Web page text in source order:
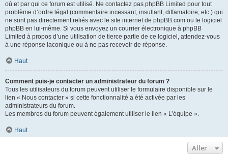
où et par qui ce forum est utilisé. Ne contactez pas phpBB Limited pour tout
problème d’ordre légal (commentaire incessant, insultant, diffamatoire, etc.) qui
ne sont pas directement reliés avec le site internet de phpBB.com ou le logiciel
phpBB en lui-même. Si vous envoyez un courrier électronique à phpBB
Limited à propos d’une utilisation de tierce partie de ce logiciel, attendez-vous
à une réponse laconique ou à ne pas recevoir de réponse.
Haut
Comment puis-je contacter un administrateur du forum ?
Tous les utilisateurs du forum peuvent utiliser le formulaire disponible sur le
lien « Nous contacter » si cette fonctionnalité a été activée par les
administrateurs du forum.
Les membres du forum peuvent également utiliser le lien « L’équipe ».
Haut
Aller